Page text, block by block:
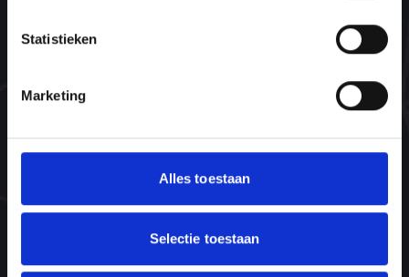
Statistieken
Marketing
Alles toestaan
Selectie toestaan
Agenda
Contact
Contact
072-505 35 01
06-45 66 44 66 (alleen WhatsApp, nieuw!)